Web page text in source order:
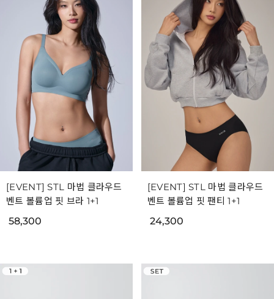
[EVENT] STL 마법 클라우드
벤트 볼륨업 핏 브라 1+1
58,300
[EVENT] STL 마법 클라우드
벤트 볼륨업 핏 팬티 1+1
24,300